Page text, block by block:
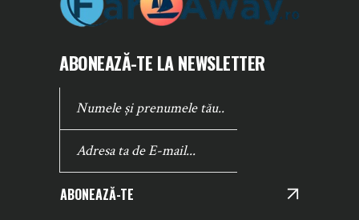
ABONEAZĂ-TE LA NEWSLETTER
ABONEAZĂ-TE